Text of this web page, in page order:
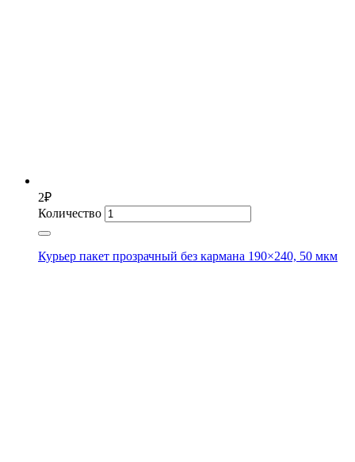
2₽
Количество
Курьер пакет прозрачный без кармана 190×240, 50 мкм